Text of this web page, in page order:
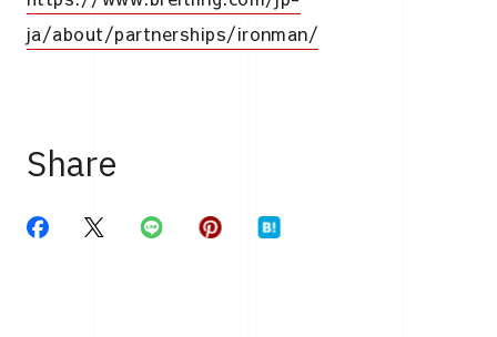
ja/about/partnerships/ironman/
Share